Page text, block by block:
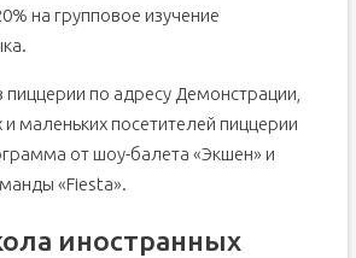
на групповое изучение
пиццерии по адресу Демонстрации,
и маленьких посетителей пиццерии
от шоу-балета «Экшен» и
«Fiesta».
иностранных